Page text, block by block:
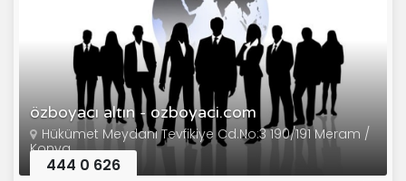
özboyacı altın - ozboyaci.com
Hükümet Meydanı Tevfikiye Cd.No:3 190/191 Meram /
Konya
444 0 626